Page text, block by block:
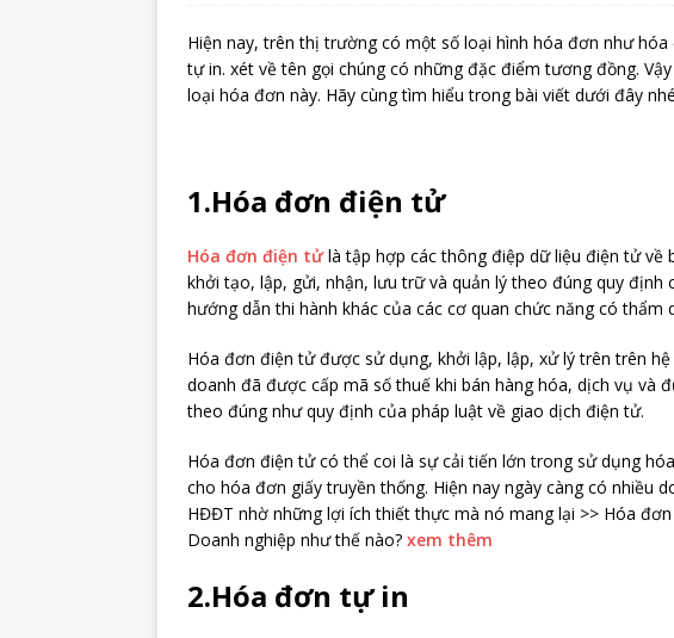
Hiện nay, trên thị trường có một số loại hình hóa đơn như
tự in. xét về tên gọi chúng có những đặc điểm tương đồng.
loại hóa đơn này. Hãy cùng tìm hiểu trong bài viết dưới đây nhé
1.Hóa đơn điện tử
Hóa đơn điện tửlà tập hợp các thông điệp dữ liệu điện tử về
khởi tạo, lập, gửi, nhận, lưu trữ và quản lý theo đúng quy định
hướng dẫn thi hành khác của các cơ quan chức năng có thẩm
Hóa đơn điện tử được sử dụng, khởi lập, lập, xử lý trên trên
doanh đã được cấp mã số thuế khi bán hàng hóa, dịch vụ và
theo đúng như quy định của pháp luật về giao dịch điện tử.
Hóa đơn điện tử có thể coi là sự cải tiến lớn trong sử dụng
cho hóa đơn giấy truyền thống. Hiện nay ngày càng có nhiều
HĐĐT nhờ những lợi ích thiết thực mà nó mang lại >> Hóa
Doanh nghiệp như thế nào? xem thêm
2.Hóa đơn tự in